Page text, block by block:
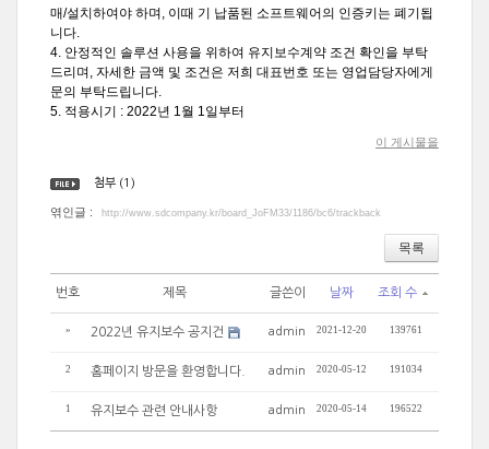
매/설치하여야 하며, 이때 기 납품된 소프트웨어의 인증키는 폐기됩
니다.
4. 안정적인 솔루션 사용을 위하여 유지보수계약 조건 확인을 부탁
드리며, 자세한 금액 및 조건은 저희 대표번호 또는 영업담당자에게
문의 부탁드립니다.
5. 적용시기 : 2022년 1월 1일부터
이 게시물을
첨부 (1)
엮인글 : http://www.sdcompany.kr/board_JoFM33/1186/bc6/trackback
목록
번호 제목 글쓴이 날짜 조회 수
» 2022년 유지보수 공지건 admin 2021-12-20 139761
2 홈페이지 방문을 환영합니다. admin 2020-05-12 191034
1 유지보수 관련 안내사항 admin 2020-05-14 196522